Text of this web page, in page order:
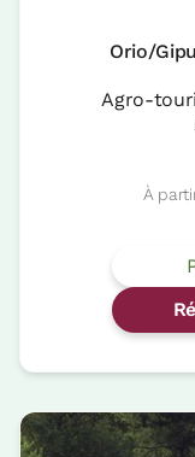
Orio/
Agro-
À